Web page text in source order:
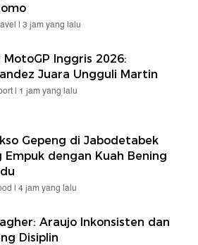
| 3 jam yang lalu
MotoGP Inggris 2026:
Juara Ungguli Martin
| 1 jam yang lalu
Gepeng di Jabodetabek
Empuk dengan Kuah Bening
| 4 jam yang lalu
Araujo Inkonsisten dan
Disiplin